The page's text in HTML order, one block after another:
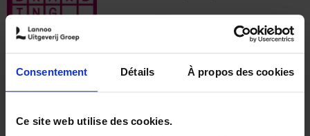
Consentement Détails À propos des cookies
Ce site web utilise des cookies.
€34,99